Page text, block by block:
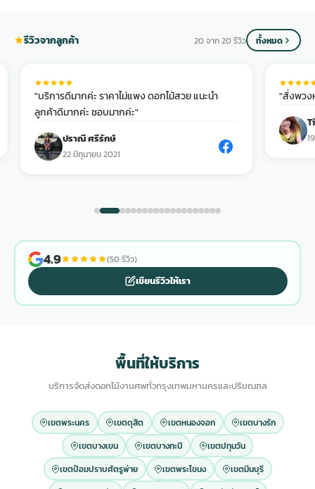
รีวิวจากลูกค้า 20 จาก 20 รีวิว ทั้งหมด
"บริการดีมากค่ะ ราคาไม่แพง ดอกไม้สวย แนะนำ
ลูกค้าดีมากค่ะ ชอบมากค่ะ"
ปราณี ศรีรักษ์
22 มิถุนายน 2021
"สั่งพวง
4.9 (50 รีวิว)
เขียนรีวิวให้เรา
พื้นที่ให้บริการ
บริการจัดส่งดอกไม้งานศพทั่วกรุงเทพมหานครและปริมณฑล
เขตพระนคร เขตดุสิต เขตหนองจอก
เขตบางรัก
เขตบางเขน
เขตบางกะปิ
เขตปทุมวัน
เขตป้อมปราบศัตรูพ่าย
เขตพระโขนง
เขตมีนบุรี